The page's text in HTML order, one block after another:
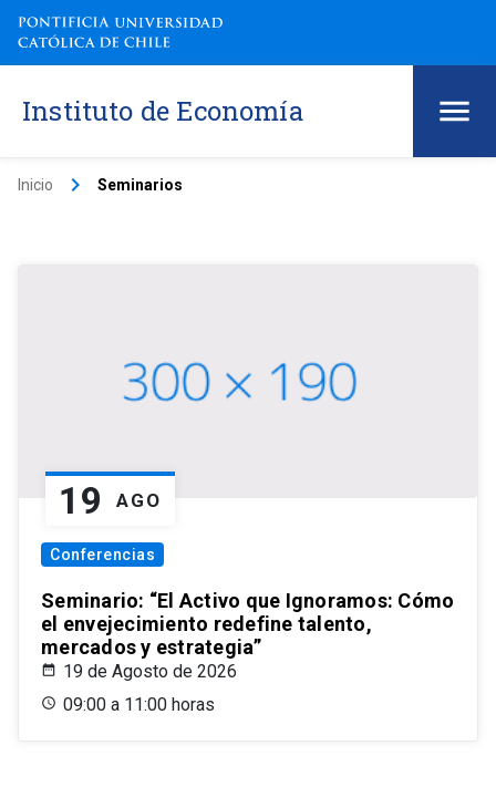
Instituto de Economía
Inicio keyboard_arrow_right Seminarios
19 AGO
Conferencias
Seminario: “El Activo que Ignoramos: Cómo
el envejecimiento redefine talento,
mercados y estrategia”
19 de Agosto de 2026
09:00 a 11:00 horas